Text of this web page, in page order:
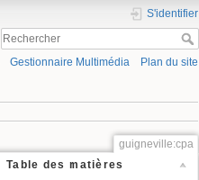
S'identifier
Gestionnaire Multimédia Plan du site
guigneville:cpa
Table des matières